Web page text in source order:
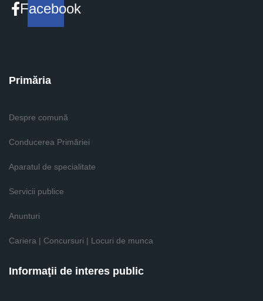
Facebook
Primăria
Despre comună
Conducerea Primăriei
Aparatul de specialitate
Servicii publice
Anunturi
Cariera | Concursuri | Locuri de munca
Informaţii de interes public